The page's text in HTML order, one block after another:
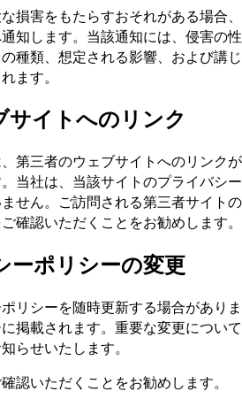
損害をもたらすおそれがある場合、
知します。当該通知には、侵害の性
種類、想定される影響、および講じ
ます。
サイトへのリンク
第三者のウェブサイトへのリンクが
当社は、当該サイトのプライバシー
せん。ご訪問される第三者サイトの
確認いただくことをお勧めします。
ーポリシーの変更
リシーを随時更新する場合がありま
掲載されます。重要な変更について
らせいたします。
認いただくことをお勧めします。